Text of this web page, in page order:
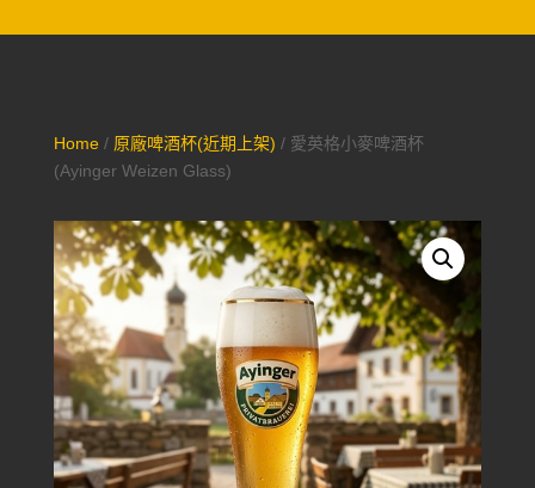
Home/ 原廠啤酒杯(近期上架) / 愛英格小麥啤酒杯
(Ayinger Weizen Glass)